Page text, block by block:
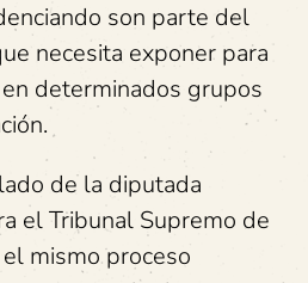
son parte del
necesita exponer para
determinados grupos
de la diputada
el Tribunal Supremo de
mismo proceso